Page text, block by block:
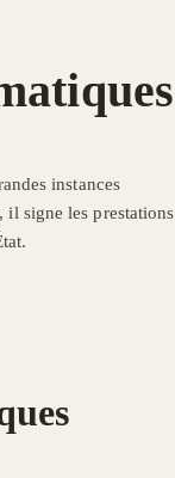
instances
il signe les prestations